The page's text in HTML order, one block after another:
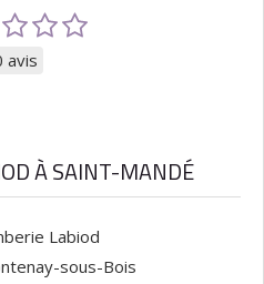
avis
À SAINT-MANDÉ
Labiod
sous-Bois